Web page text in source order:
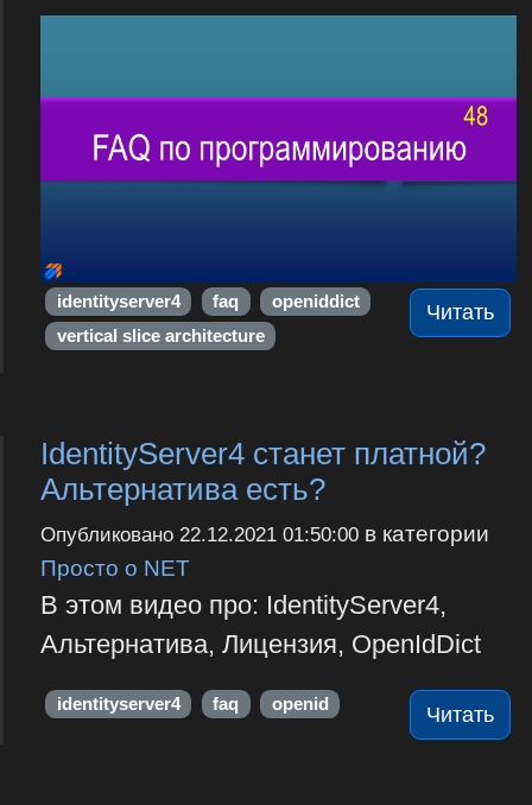
Читать
identityserver4 faq
openiddict
vertical slice architecture
IdentityServer4 станет платной?
Альтернатива есть?
Опубликовано 22.12.2021 01:50:00в категории
Просто о NET
В этом видео про: IdentityServer4,
Альтернатива, Лицензия, OpenIdDict
Читать
identityserver4 faq openid